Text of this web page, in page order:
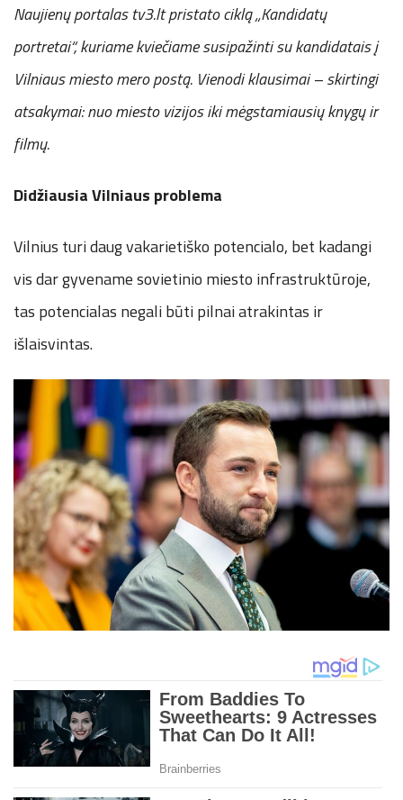
Naujienų portalas tv3.lt pristato ciklą „Kandidatų
portretai“, kuriame kviečiame susipažinti su kandidatais į
Vilniaus miesto mero postą. Vienodi klausimai – skirtingi
atsakymai: nuo miesto vizijos iki mėgstamiausių knygų ir
filmų.
Didžiausia Vilniaus problema
Vilnius turi daug vakarietiško potencialo, bet kadangi
vis dar gyvename sovietinio miesto infrastruktūroje,
tas potencialas negali būti pilnai atrakintas ir
išlaisvintas.